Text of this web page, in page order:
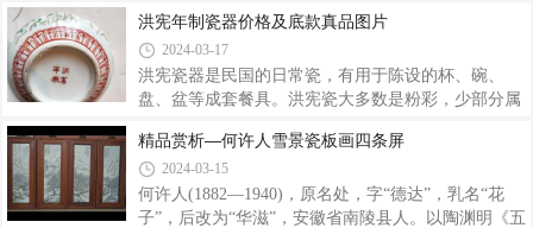
呈绿色。我国传统的绿釉是以铜作着色剂，铅化物为
基本助熔剂。汉代已有烧制。宋代已有绿釉陶器和瓷
器。绿釉瓷器的鉴别，早期孔雀绿釉瓷器的制作
水、花鸟。15岁时，父亲劳累过度，重伤病逝。他承
袭父业只身漂泊，卖艺求生。1936年春天，经人指
点，徒涉景德镇，进入江西瓷业公司陶业学校从学陶
瓷美术。先师从石奇峰，后得陶业学校老师张志汤、
大沧、汪野亭为师，把多种陶瓷山水和国画山水技法
融会贯通，技艺逐精，为建国后创新“王氏山水”打下
坚实的基础。王云泉晚期山水瓷板画图片赏析（外
洪宪年制瓷器价格及底款真品图片
2024-03-17
洪宪瓷器是民国的日常瓷，有用于陈设的杯、碗、
盘、盆等成套餐具。洪宪瓷大多数是粉彩，少部分属
初年延续到解放前，是郭葆昌为袁世凯称帝专门烧制
的瓷器。有题款“居仁堂”、“静远堂”,洪宪年制(或洪
宪御制)、“怀仁堂”等等。袁世凯时期，郭葆昌负责督
烧御用瓷器，制出了近代诸多收藏家争相追逐的罕见
精品赏析—何许人雪景瓷板画四条屏
2024-03-15
何许人(1882—1940)，原名处，字“德达”，乳名“花
子”，后改为“华滋”，安徽省南陵县人。以陶渊明《五